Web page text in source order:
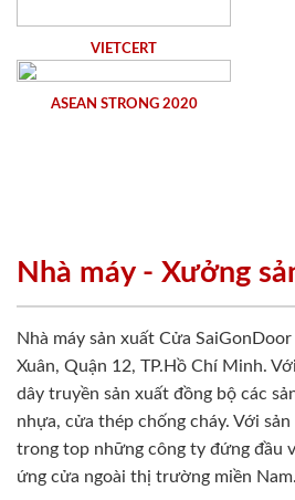
VIETCERT
ASEAN STRONG 2020
Nhà máy - Xưởng
Nhà máy sản xuất Cửa
Xuân, Quận 12, TP.Hồ Chí Minh.
dây truyền sản xuất đồng bộ các
nhựa, cửa thép chống cháy. Với
trong top những công ty đứng đầu
ứng cửa ngoài thị trường miền Nam.